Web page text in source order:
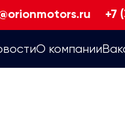
+7
О компании